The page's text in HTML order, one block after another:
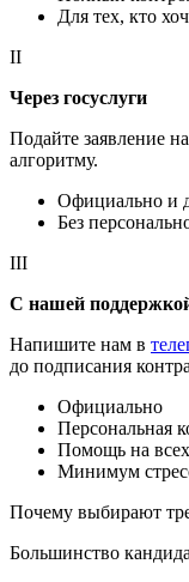
Для тех, кто
II
Через госуслуги
Подайте заявление
алгоритму.
Официально и
Без
III
С нашей
Напишите нам в
до подписания
Официально
Персональная
Помощь на
Минимум
Почему выбирают
Большинство